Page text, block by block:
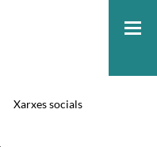
Xarxes socials